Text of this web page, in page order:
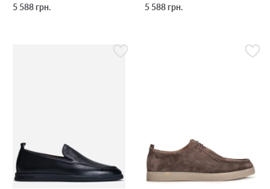
5 588 грн. 5 588 грн.